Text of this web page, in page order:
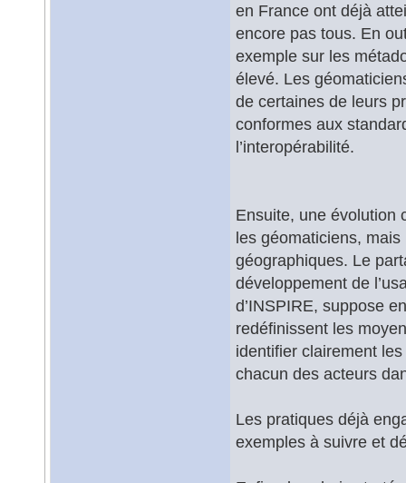
en France ont déjà
encore pas tous. En
exemple sur les
élevé. Les
de certaines de leurs
conformes aux
l’interopérabilité.
Ensuite, une évolution
les géomaticiens,
géographiques. Le
développement de
d’INSPIRE, suppose
redéfinissent les
identifier clairement
chacun des acteurs
Les pratiques déjà
exemples à suivre et